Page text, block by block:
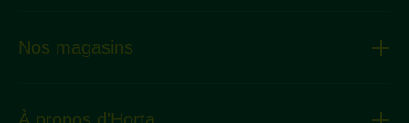
Nos magasins